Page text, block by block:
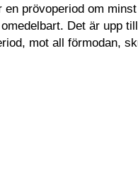
en prövoperiod om
Det är upp
mot all förmodan,